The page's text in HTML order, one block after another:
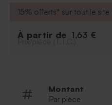
de votre propre design au
imagination ! Retrouvez ce
15% offerts* sur tout le
À partir de 1,63 €
Prix/pièce (T.T.C.)
Montant
Par pièce